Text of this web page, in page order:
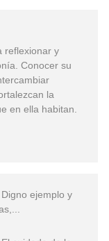
reflexionar y
Conocer su
la
en ella habitan.